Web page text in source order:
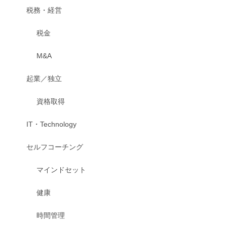
税務・経営
税金
M&A
起業／独立
資格取得
IT・Technology
セルフコーチング
マインドセット
健康
時間管理